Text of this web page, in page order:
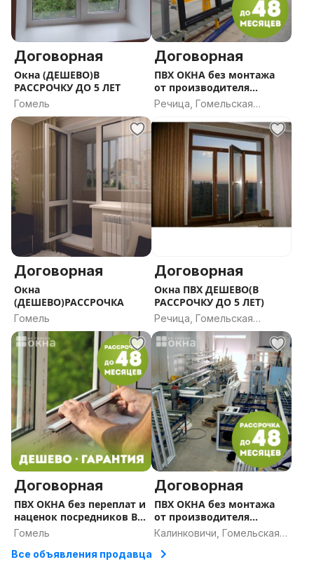
Договорная
Окна (ДЕШЕВО)В
РАССРОЧКУ ДО 5 ЛЕТ
Гомель
Договорная
ПВХ ОКНА без монтажа
от производителя
(ДЕШЕВО/В РАССРОЧКУ
ДО 5 ЛЕТ
Речица, Гомельская
Договорная
Окна
(ДЕШЕВО)РАССРОЧКА
Гомель
Договорная
Окна ПВХ ДЕШЕВО(В
РАССРОЧКУ ДО 5 ЛЕТ)
Речица, Гомельская
область
Договорная
ПВХ ОКНА без переплат и
наценок посредников В
РАССРОЧКУ ДО 5 ЛЕТ
Гомель
Договорная
ПВХ ОКНА без монтажа
от производителя
(ДЕШЕВО/В РАССРОЧКУ
Калинковичи, Гомельская
Все объявления продавца